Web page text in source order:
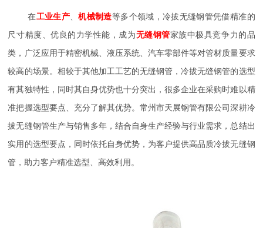
在工业生产 、机械制造等多个领域，冷拔无缝钢管凭借精准的
尺寸精度、优良的力学性能，成为无缝钢管家族中极具竞争力的品
类，广泛应用于精密机械、液压系统、汽车零部件等对管材质量要求
较高的场景。相较于其他加工工艺的无缝钢管，冷拔无缝钢管的选型
有其独特性，同时其自身优势也十分突出，很多企业在采购时难以精
准把握选型要点、充分了解其优势。常州市天展钢管有限公司深耕冷
拔无缝钢管生产与销售多年，结合自身生产经验与行业需求，总结出
实用的选型要点，同时依托自身优势，为客户提供高品质冷拔无缝钢
管，助力客户精准选型、高效利用。